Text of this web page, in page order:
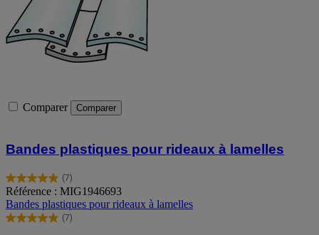
Comparer Comparer
Bandes plastiques pour rideaux à lamelles
(7)
4.9
sur
5
étoiles.
Référence : MIG1946693
Bandes plastiques pour rideaux à lamelles
(7)
4.9